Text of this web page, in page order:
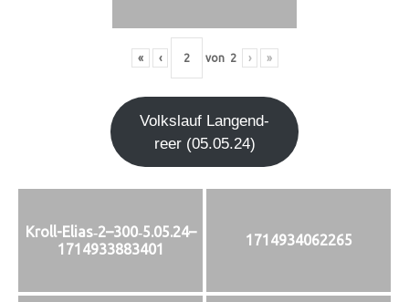
« ‹ von 2 › »
Volks­lauf Lan­gen­d­
re­er (05.05.24)
Kroll-Elias‑2–300‑5.05.24–
1714933883401
1714934062265